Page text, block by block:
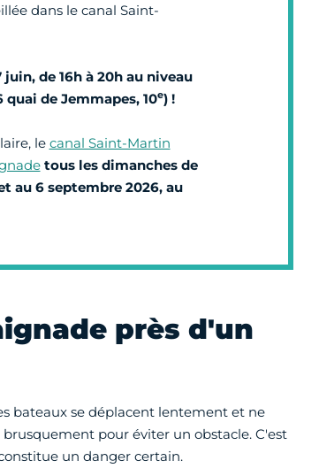
dans le canal Saint-
juin, de 16h à 20h au niveau
quai de Jemmapes, 10e) !
le canal Saint-Martin
tous les dimanches de
au 6 septembre 2026, au
près d'un
bateaux se déplacent lentement et ne
pour éviter un obstacle. C'est
un danger certain.